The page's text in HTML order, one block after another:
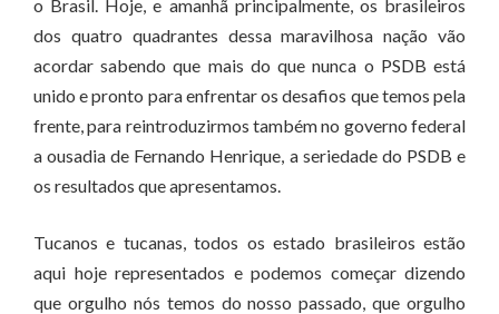
o Brasil. Hoje, e amanhã principalmente, os brasileiros
dos quatro quadrantes dessa maravilhosa nação vão
acordar sabendo que mais do que nunca o PSDB está
unido e pronto para enfrentar os desafios que temos pela
frente, para reintroduzirmos também no governo federal
a ousadia de Fernando Henrique, a seriedade do PSDB e
os resultados que apresentamos.
Tucanos e tucanas, todos os estado brasileiros estão
aqui hoje representados e podemos começar dizendo
que orgulho nós temos do nosso passado, que orgulho